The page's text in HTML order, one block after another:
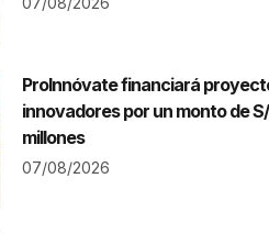
ProInnóvate financiará
innovadores por un monto de
millones
07/08/2026